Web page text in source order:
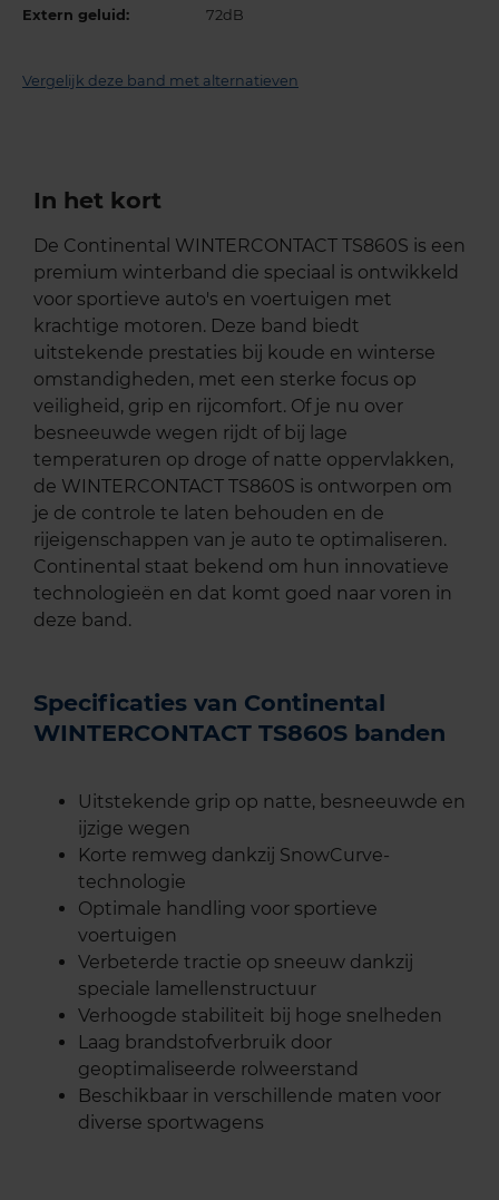
Extern geluid: 72dB
Vergelijk deze band met alternatieven
In het kort
De Continental WINTERCONTACT TS860S is een
premium winterband die speciaal is ontwikkeld
voor sportieve auto's en voertuigen met
krachtige motoren. Deze band biedt
uitstekende prestaties bij koude en winterse
omstandigheden, met een sterke focus op
veiligheid, grip en rijcomfort. Of je nu over
besneeuwde wegen rijdt of bij lage
temperaturen op droge of natte oppervlakken,
de WINTERCONTACT TS860S is ontworpen om
je de controle te laten behouden en de
rijeigenschappen van je auto te optimaliseren.
Continental staat bekend om hun innovatieve
technologieën en dat komt goed naar voren in
deze band.
Specificaties van Continental
WINTERCONTACT TS860S banden
Uitstekende grip op natte, besneeuwde en
ijzige wegen
Korte remweg dankzij SnowCurve-
technologie
Optimale handling voor sportieve
voertuigen
Verbeterde tractie op sneeuw dankzij
speciale lamellenstructuur
Verhoogde stabiliteit bij hoge snelheden
Laag brandstofverbruik door
geoptimaliseerde rolweerstand
Beschikbaar in verschillende maten voor
diverse sportwagens